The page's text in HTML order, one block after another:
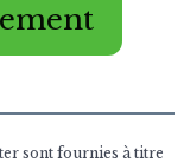
sont fournies à titre